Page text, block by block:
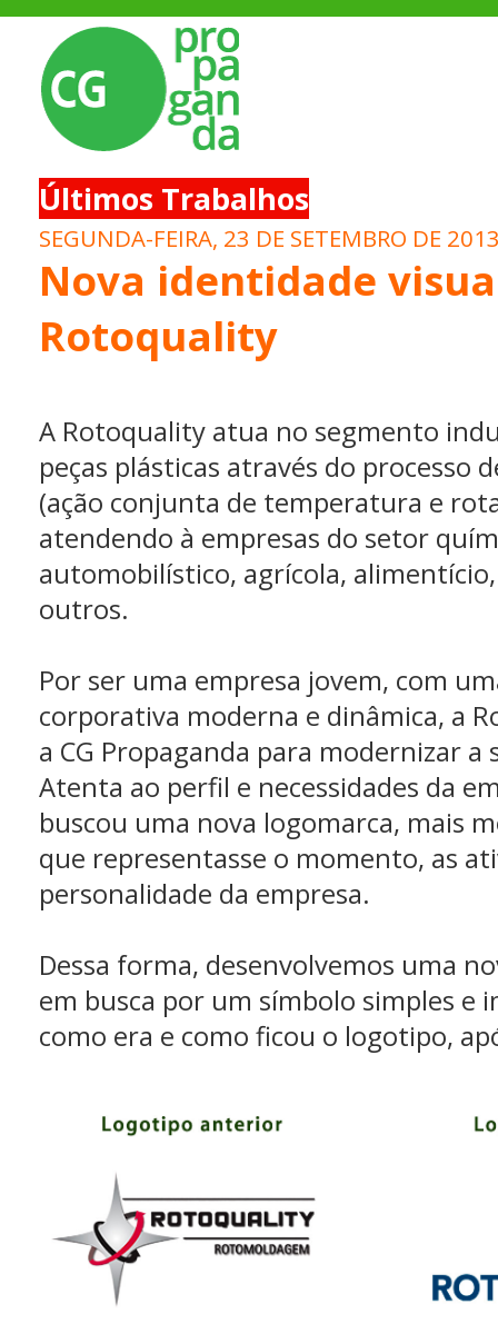
Últimos Trabalhos
SEGUNDA-FEIRA, 23 DE SETEMBRO DE
Nova identidade
Rotoquality
A Rotoquality atua no segmento
peças plásticas através do processo
(ação conjunta de temperatura e
atendendo à empresas do setor
automobilístico, agrícola,
outros.
Por ser uma empresa jovem, com
corporativa moderna e dinâmica, a
a CG Propaganda para modernizar a
Atenta ao perfil e necessidades da
buscou uma nova logomarca, mais
que representasse o momento, as
personalidade da empresa.
Dessa forma, desenvolvemos uma
em busca por um símbolo simples e
como era e como ficou o logotipo,